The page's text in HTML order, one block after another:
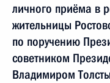
личного приёма в
жительницы
по поручению
советником
Владимиром